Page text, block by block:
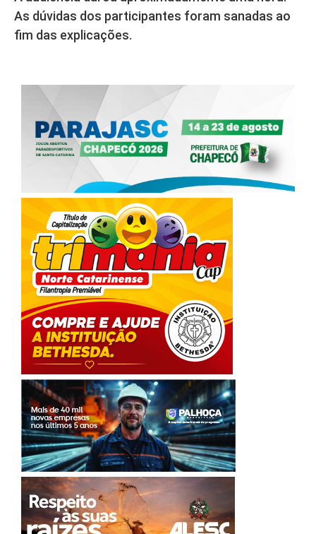
As dúvidas dos participantes foram sanadas ao
fim das explicações.